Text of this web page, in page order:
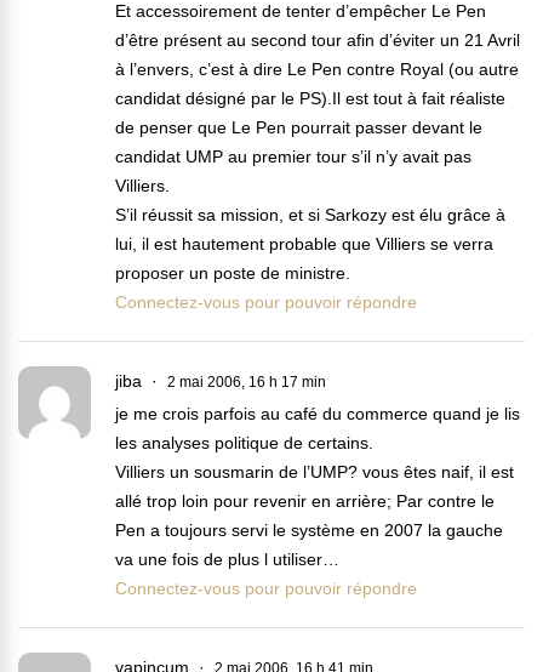
Et accessoirement de tenter d’empêcher Le Pen
d’être présent au second tour afin d’éviter un 21 Avril
à l’envers, c’est à dire Le Pen contre Royal (ou autre
candidat désigné par le PS).Il est tout à fait réaliste
de penser que Le Pen pourrait passer devant le
candidat UMP au premier tour s’il n’y avait pas
Villiers.
S’il réussit sa mission, et si Sarkozy est élu grâce à
lui, il est hautement probable que Villiers se verra
proposer un poste de ministre.
Connectez-vous pour pouvoir répondre
jiba 2 mai 2006, 16 h 17 min
je me crois parfois au café du commerce quand je lis
les analyses politique de certains.
Villiers un sousmarin de l’UMP? vous êtes naif, il est
allé trop loin pour revenir en arrière; Par contre le
Pen a toujours servi le système en 2007 la gauche
va une fois de plus l utiliser…
Connectez-vous pour pouvoir répondre
vapincum 2 mai 2006, 16 h 41 min